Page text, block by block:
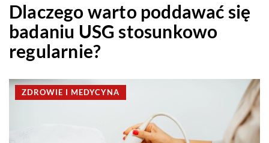
Dlaczego warto poddawać się
badaniu USG stosunkowo
regularnie?
ZDROWIE I MEDYCYNA